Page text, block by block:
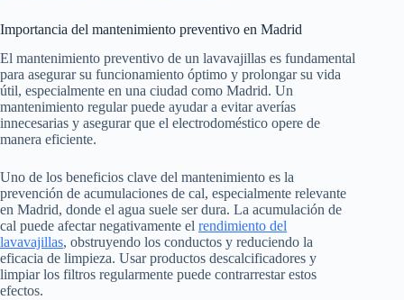
Importancia del mantenimiento preventivo en Madrid
El mantenimiento preventivo de un lavavajillas es fundamental
para asegurar su funcionamiento óptimo y prolongar su vida
útil, especialmente en una ciudad como Madrid. Un
mantenimiento regular puede ayudar a evitar averías
innecesarias y asegurar que el electrodoméstico opere de
manera eficiente.
Uno de los beneficios clave del mantenimiento es la
prevención de acumulaciones de cal, especialmente relevante
en Madrid, donde el agua suele ser dura. La acumulación de
cal puede afectar negativamente el rendimiento del
lavavajillas, obstruyendo los conductos y reduciendo la
eficacia de limpieza. Usar productos descalcificadores y
limpiar los filtros regularmente puede contrarrestar estos
efectos.